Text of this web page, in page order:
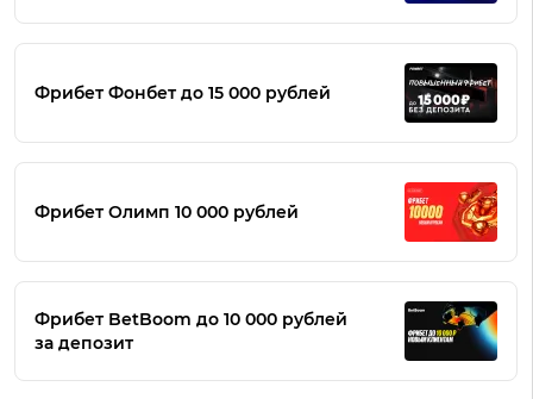
Фрибет Фонбет до 15 000 рублей
Фрибет Олимп 10 000 рублей
Фрибет BetBoom до 10 000 рублей
за депозит